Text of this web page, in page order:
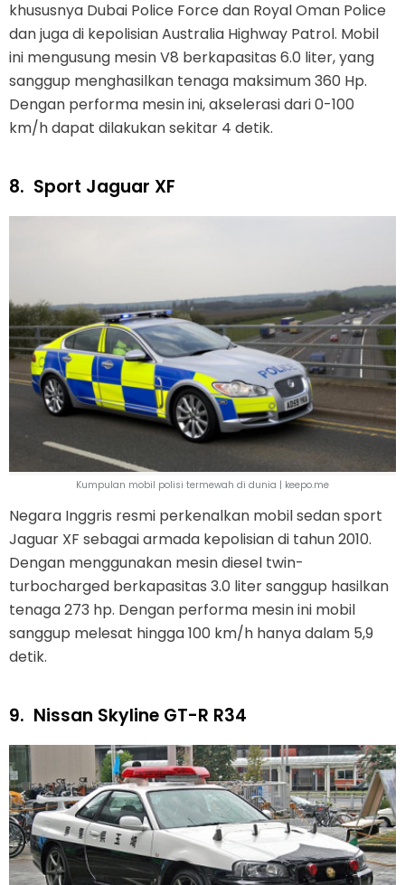
khususnya Dubai Police Force dan Royal Oman Police
dan juga di kepolisian Australia Highway Patrol. Mobil
ini mengusung mesin V8 berkapasitas 6.0 liter, yang
sanggup menghasilkan tenaga maksimum 360 Hp.
Dengan performa mesin ini, akselerasi dari 0-100
km/h dapat dilakukan sekitar 4 detik.
8. Sport Jaguar XF
Kumpulan mobil polisi termewah di dunia | keepo.me
Negara Inggris resmi perkenalkan mobil sedan sport
Jaguar XF sebagai armada kepolisian di tahun 2010.
Dengan menggunakan mesin diesel twin-
turbocharged berkapasitas 3.0 liter sanggup hasilkan
tenaga 273 hp. Dengan performa mesin ini mobil
sanggup melesat hingga 100 km/h hanya dalam 5,9
detik.
9. Nissan Skyline GT-R R34